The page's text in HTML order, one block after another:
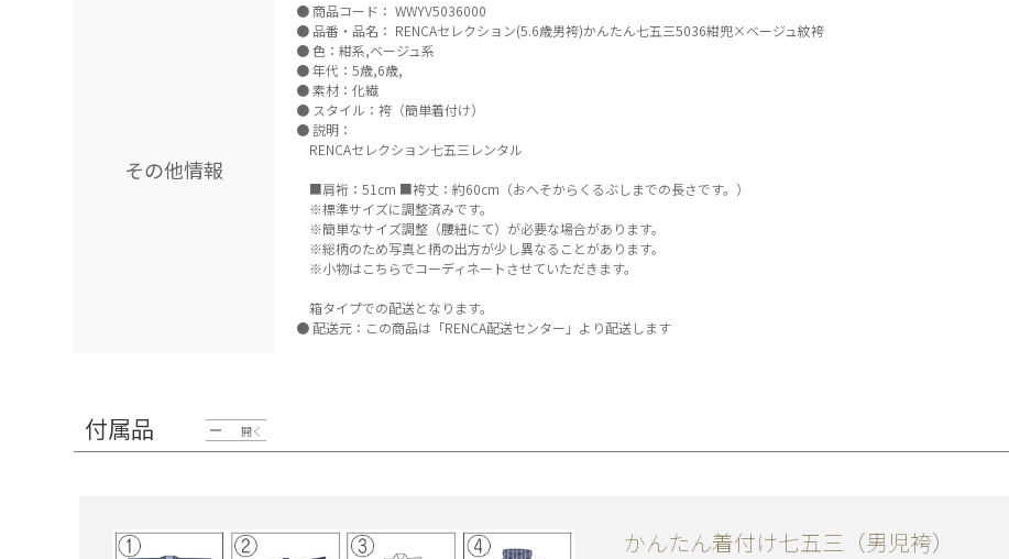
その他情報
商品コード： WWYV5036000
品番・品名： RENCAセレクション(5.6歳男袴)かんたん七五三5036紺兜×ベージュ紋袴
色：紺系,ベージュ系
年代：5歳,6歳,
素材：化繊
スタイル：袴（簡単着付け）
説明：
RENCAセレクション七五三レンタル
■肩裄：51cm ■袴丈：約60cm（おへそからくるぶしまでの長さです。）
※標準サイズに調整済みです。
※簡単なサイズ調整（腰紐にて）が必要な場合があります。
※総柄のため写真と柄の出方が少し異なることがあります。
※小物はこちらでコーディネートさせていただきます。
箱タイプでの配送となります。
配送元：この商品は「RENCA配送センター」より配送します
付属品 開く
かんたん着付け七五三（男児袴）